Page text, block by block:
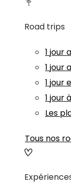
Road trips
1 jour
1 jour
1 jour
1 jour
Les
Tous nos